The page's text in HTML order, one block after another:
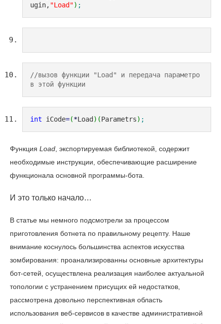
ugin, "Load") ;
//вызов функции "Load" и передача параметро
в этой функции
int iCode=(*Load ) (Parametrs) ;
Функция Load , экспортируемая библиотекой, содержит
необходимые инструкции, обеспечивающие расширение
функционала основной программы-бота.
И это только начало…
В статье мы немного подсмотрели за процессом
приготовления ботнета по правильному рецепту. Наше
внимание коснулось большинства аспектов искусства
зомбирования: проанализированны основные архитектуры
бот-сетей, осуществлена реализация наиболее актуальной
топологии с устранением присущих ей недостатков,
рассмотрена довольно перспективная область
использования веб-сервисов в качестве административной